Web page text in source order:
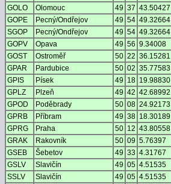
GOLO
Olomouc 49 37 43.50427
GOPE
Pecný/Ondřejov 49 54 49.32664
SGOP
Pecný/Ondřejov 49 54 49.32664
GOPV
Opava 49 56 9.34008
GOST
Ostroměř 50 22 36.15281
GPAR
Pardubice 50 02 35.77583
GPIS
Písek 49 18 19.98830
GPLZ
Plzeň 49 42 42.68992
GPOD
Poděbrady 50 08 24.92173
GPRB
Příbram 49 38 18.30189
GPRG
Praha 50 12 43.80558
GRAK
Rakovník 50 09 5.76397
GSEB
Šebetov 49 33 4.31767
GSLV
Slavičín 49 05 4.51535
SSLV
Slavičín 49 05 4.51535